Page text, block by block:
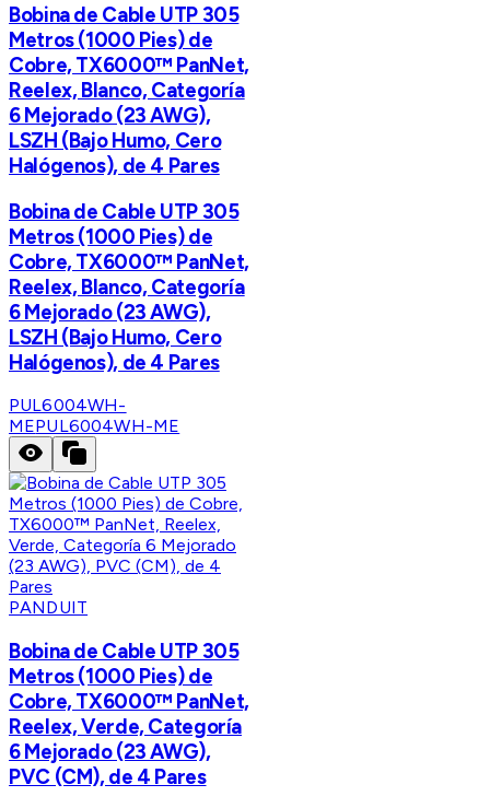
Bobina de Cable UTP 305
Metros (1000 Pies) de
Cobre, TX6000™ PanNet,
Reelex, Blanco, Categoría
6 Mejorado (23 AWG),
LSZH (Bajo Humo, Cero
Halógenos), de 4 Pares
Bobina de Cable UTP 305
Metros (1000 Pies) de
Cobre, TX6000™ PanNet,
Reelex, Blanco, Categoría
6 Mejorado (23 AWG),
LSZH (Bajo Humo, Cero
Halógenos), de 4 Pares
PUL6004WH-
MEPUL6004WH-ME
PANDUIT
Bobina de Cable UTP 305
Metros (1000 Pies) de
Cobre, TX6000™ PanNet,
Reelex, Verde, Categoría
6 Mejorado (23 AWG),
PVC (CM), de 4 Pares